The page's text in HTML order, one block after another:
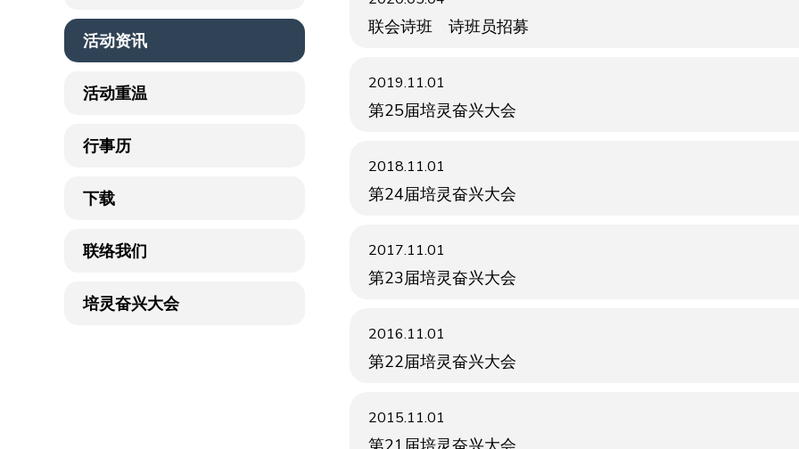
活动资讯
活动重温
行事历
下载
联络我们
培灵奋兴大会
联会诗班 诗班员招募
2019.11.01
第25届培灵奋兴大会
2018.11.01
第24届培灵奋兴大会
2017.11.01
第23届培灵奋兴大会
2016.11.01
第22届培灵奋兴大会
2015.11.01